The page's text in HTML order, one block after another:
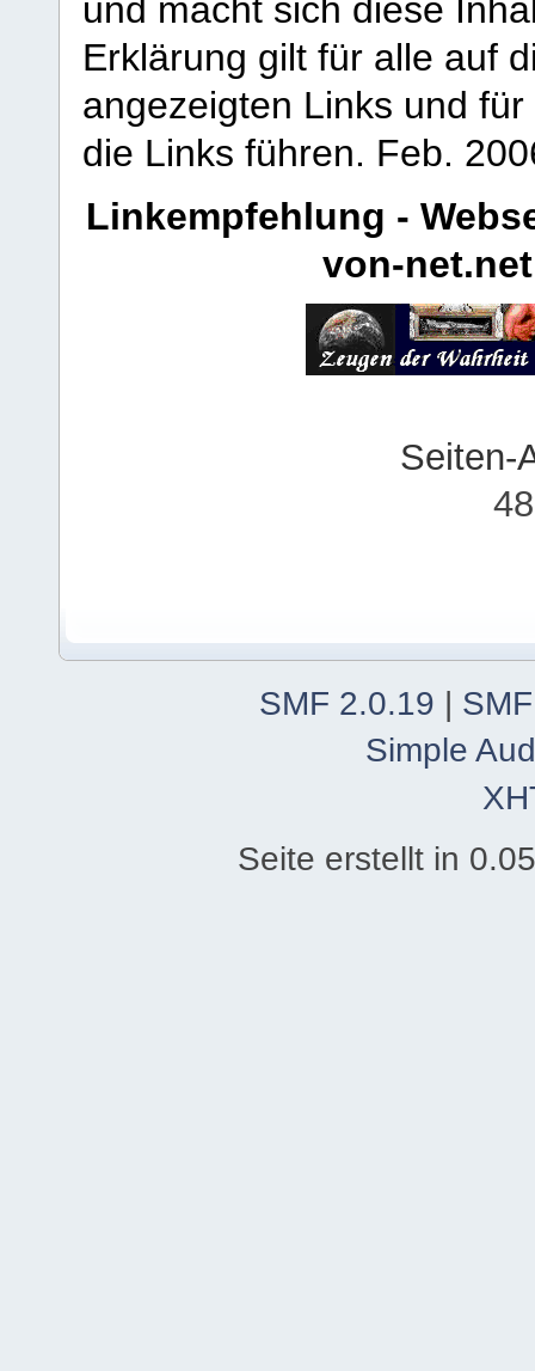
und macht sich diese
Erklärung gilt für alle auf
angezeigten Links und
die Links führen. Feb.
Linkempfehlung -
von-net.net
Seiten-
SMF 2.0.19 |
Simple
Seite erstellt in